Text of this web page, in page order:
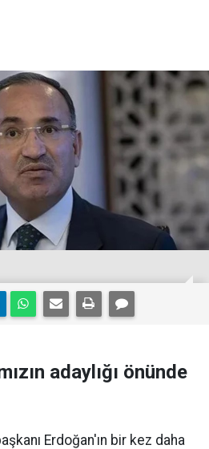
adaylığı önünde
Erdoğan'ın bir kez daha